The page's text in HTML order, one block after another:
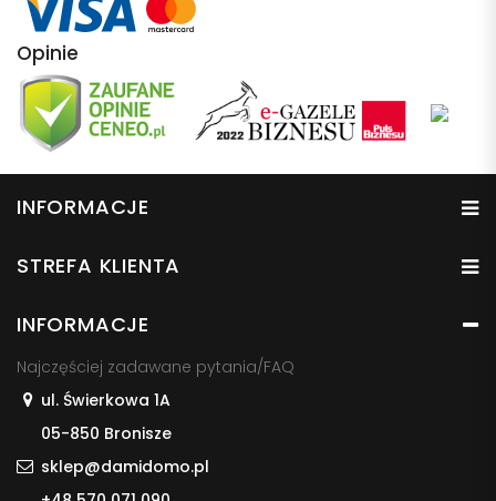
Opinie
INFORMACJE
STREFA KLIENTA
INFORMACJE
Najczęściej zadawane pytania/FAQ
ul. Świerkowa 1A
05-850 Bronisze
sklep@damidomo.pl